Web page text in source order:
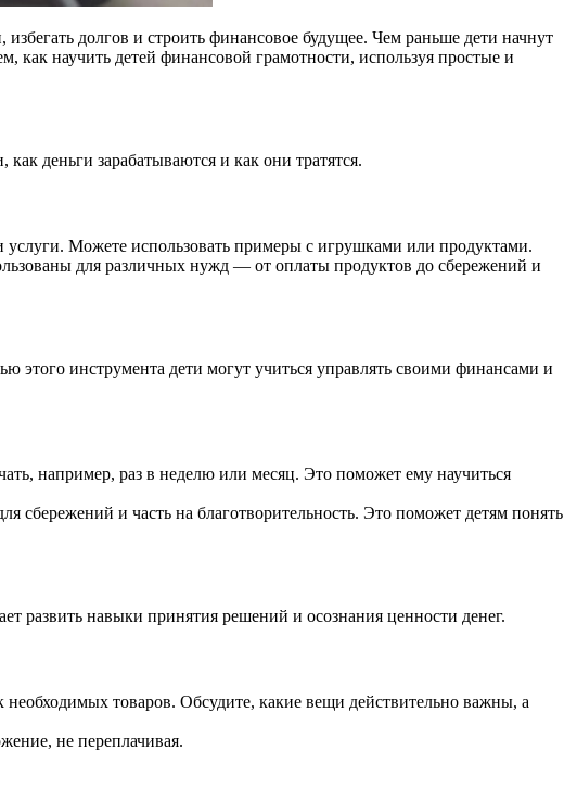
долгов и строить финансовое будущее. Чем раньше дети начнут
как научить детей финансовой грамотности, используя простые и
деньги зарабатываются и как они тратятся.
услуги. Можете использовать примеры с игрушками или продуктами.
для различных нужд — от оплаты продуктов до сбережений и
инструмента дети могут учиться управлять своими финансами и
например, раз в неделю или месяц. Это поможет ему научиться
сбережений и часть на благотворительность. Это поможет детям понять
развить навыки принятия решений и осознания ценности денег.
необходимых товаров. Обсудите, какие вещи действительно важны, а
не переплачивая.